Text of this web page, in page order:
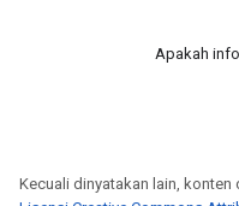
Apakah
Kecuali dinyatakan lain,